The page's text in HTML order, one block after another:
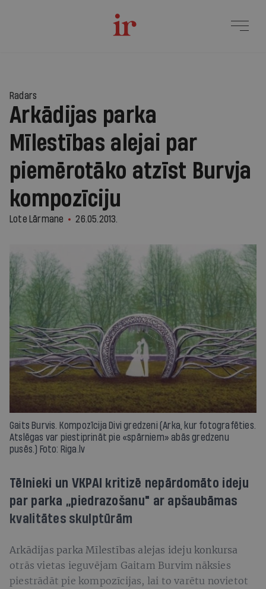
Radars
Arkādijas parka
Mīlestības alejai par
piemērotāko atzīst Burvja
kompozīciju
Lote Lārmane 26.05.2013.
Gaits Burvis. Kompozīcija Divi gredzeni (Arka, kur fotografēties.
Atslēgas var piestiprināt pie «spārniem» abās gredzenu
pusēs.) Foto: Riga.lv
Tēlnieki un VKPAI kritizē nepārdomāto ideju
par parka „piedrazošanu" ar apšaubāmas
kvalitātes skulptūrām
Arkādijas parka Mīlestības alejas ideju konkursa
otrās vietas ieguvējam Gaitam Burvim nāksies
piestrādāt pie kompozīcijas, lai to varētu novietot